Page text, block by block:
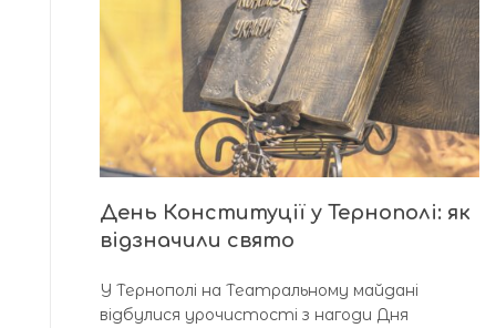
День Конституції у Тернополі: як
відзначили свято
У Тернополі на Театральному майдані
відбулися урочистості з нагоди Дня